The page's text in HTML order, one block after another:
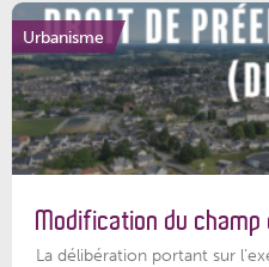
Urbanisme
Modification du champ
La délibération portant sur